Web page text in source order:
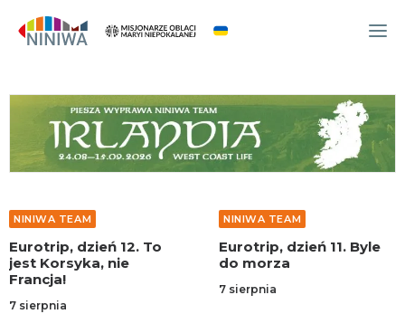
WYDARZENIA
O NAS
WSPÓLNOTA
NINIWA TEAM
FESTIWAL ŻYCIA
WOLONTARIAT
AKTUALNOŚCI
NINIWA TEAM
Eurotrip, dzień 11. Byle
do morza
7 sierpnia
NINIWA TEAM
Eurotrip, dzień 10. Czy
to Turcja, czy weekend?
6 sierpnia